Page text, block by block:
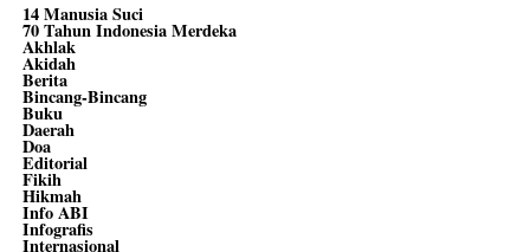
14 Manusia Suci
70 Tahun Indonesia Merdeka
Akhlak
Akidah
Berita
Bincang-Bincang
Buku
Daerah
Doa
Editorial
Fikih
Hikmah
Info ABI
Infografis
Internasional